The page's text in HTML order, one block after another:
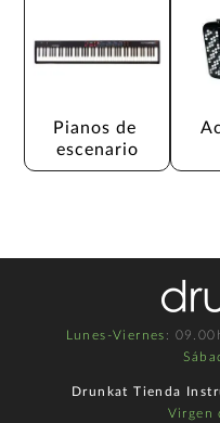
Pianos de
escenario
Lunes-Viernes :
Drunkat Tienda
Virgen